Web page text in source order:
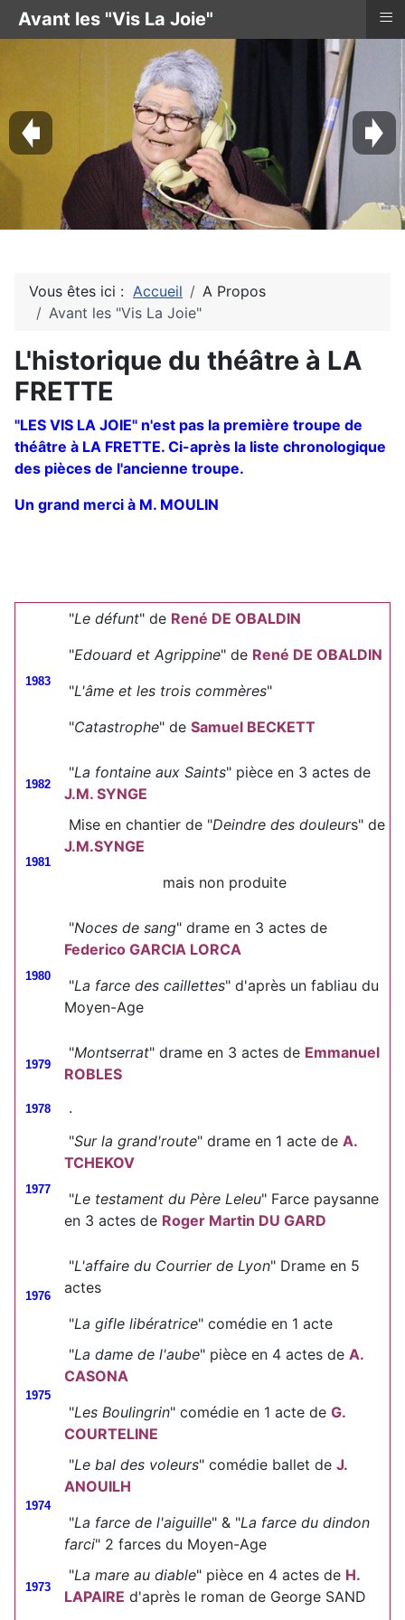
Vous êtes ici : Accueil
A Propos
Avant les "Vis La Joie"
L'historique du théâtre à LA
FRETTE
"LES VIS LA JOIE" n'est pas la première troupe de
théâtre à LA FRETTE. Ci-après la liste chronologique
des pièces de l'ancienne troupe.
Un grand merci à M. MOULIN
1983
"Le défunt" de René DE OBALDIN
"Edouard et Agrippine" de René DE OBALDIN
"L'âme et les trois commères"
"Catastrophe" de Samuel BECKETT
1982
"La fontaine aux Saints" pièce en 3 actes de
J.M. SYNGE
1981
Mise en chantier de "Deindre des douleurs" de
J.M.SYNGE
mais non produite
1980
"Noces de sang" drame en 3 actes de
Federico GARCIA LORCA
"La farce des caillettes" d'après un fabliau du
Moyen-Age
1979
"Montserrat" drame en 3 actes de Emmanuel
ROBLES
1978 .
1977
"Sur la grand'route" drame en 1 acte de A.
TCHEKOV
"Le testament du Père Leleu" Farce paysanne
en 3 actes de Roger Martin DU GARD
1976
"L'affaire du Courrier de Lyon" Drame en 5
actes
"La gifle libératrice" comédie en 1 acte
1975
"La dame de l'aube" pièce en 4 actes de A.
CASONA
"Les Boulingrin" comédie en 1 acte de G.
COURTELINE
1974
"Le bal des voleurs" comédie ballet de J.
ANOUILH
"La farce de l'aiguille" & "La farce du dindon
farci" 2 farces du Moyen-Age
1973
"La mare au diable" pièce en 4 actes de H.
LAPAIRE d'après le roman de George SAND
Avant les "Vis La Joie" ≡